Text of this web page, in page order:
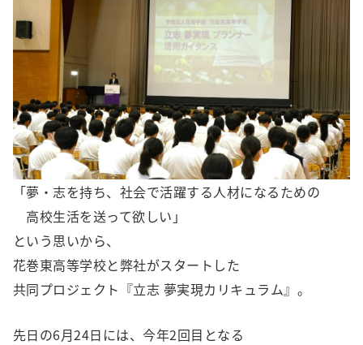
「夢・志を持ち、社会で活躍する人材になるための
高校生活を送って欲しい」
という思いから、
花巻東高等学校と弊社がスタートした
共同プロジェクト『立志 夢実現カリキュラム』。
先日の6月24日には、今年2回目となる